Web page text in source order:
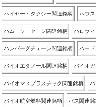
ハイヤー・タクシー関連銘柄 ハウ
ハム・ソーセージ関連銘柄 ハロウ
ハンバーグチェーン関連銘柄 ハー
バイオエタノール関連銘柄 バイオ
バイオマスプラスチック関連銘柄
バイオ航空燃料関連銘柄 バス関連銘